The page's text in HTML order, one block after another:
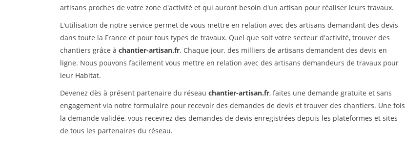
artisans proches de votre zone d'activité et qui auront besoin d'un artisan pour réaliser leurs travaux.
L'utilisation de notre service permet de vous mettre en relation avec des artisans demandant des devis
dans toute la France et pour tous types de travaux. Quel que soit votre secteur d'activité, trouver des
chantiers grâce à chantier-artisan.fr. Chaque jour, des milliers de artisans demandent des devis en
ligne. Nous pouvons facilement vous mettre en relation avec des artisans demandeurs de travaux pour
leur Habitat.
Devenez dès à présent partenaire du réseau chantier-artisan.fr, faites une demande gratuite et sans
engagement via notre formulaire pour recevoir des demandes de devis et trouver des chantiers. Une fois
la demande validée, vous recevrez des demandes de devis enregistrées depuis les plateformes et sites
de tous les partenaires du réseau.